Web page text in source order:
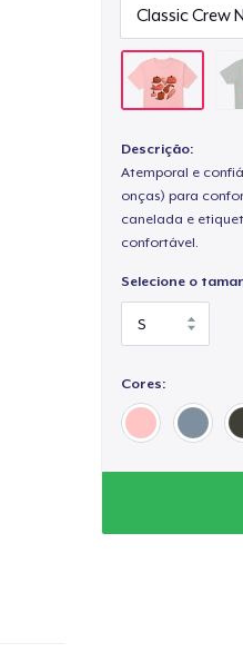
Descrição:
Atemporal e
onças) para
canelada e
confortável.
Selecione o
Cores: